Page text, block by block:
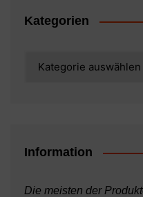
Kategorien
Information
Die meisten der